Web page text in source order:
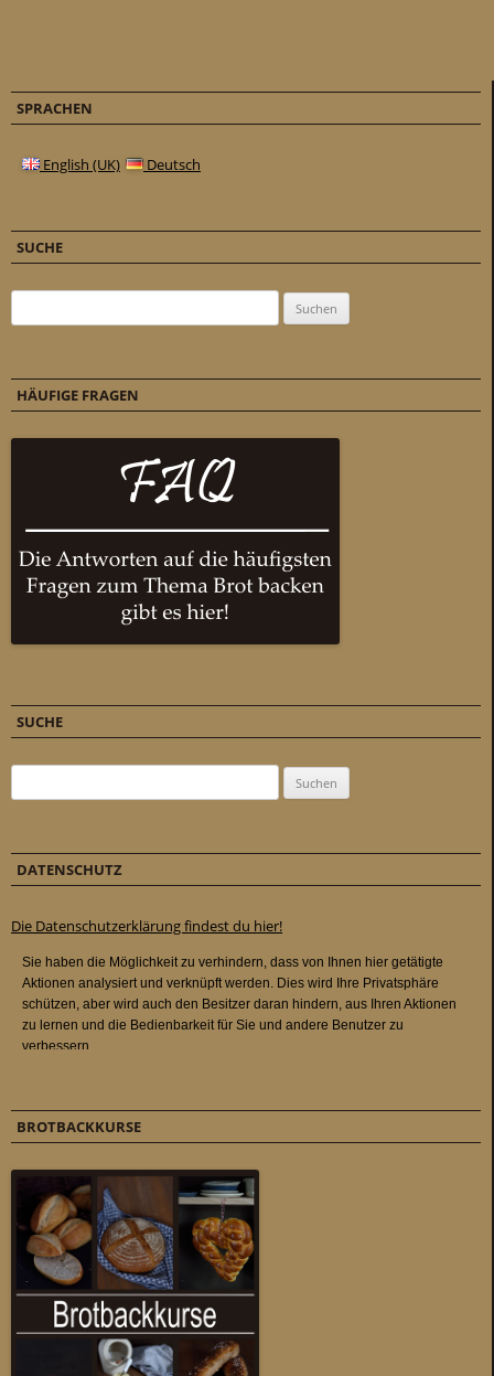
SPRACHEN
English (UK) Deutsch
SUCHE
HÄUFIGE FRAGEN
SUCHE
DATENSCHUTZ
Die Datenschutzerklärung findest du hier!
BROTBACKKURSE